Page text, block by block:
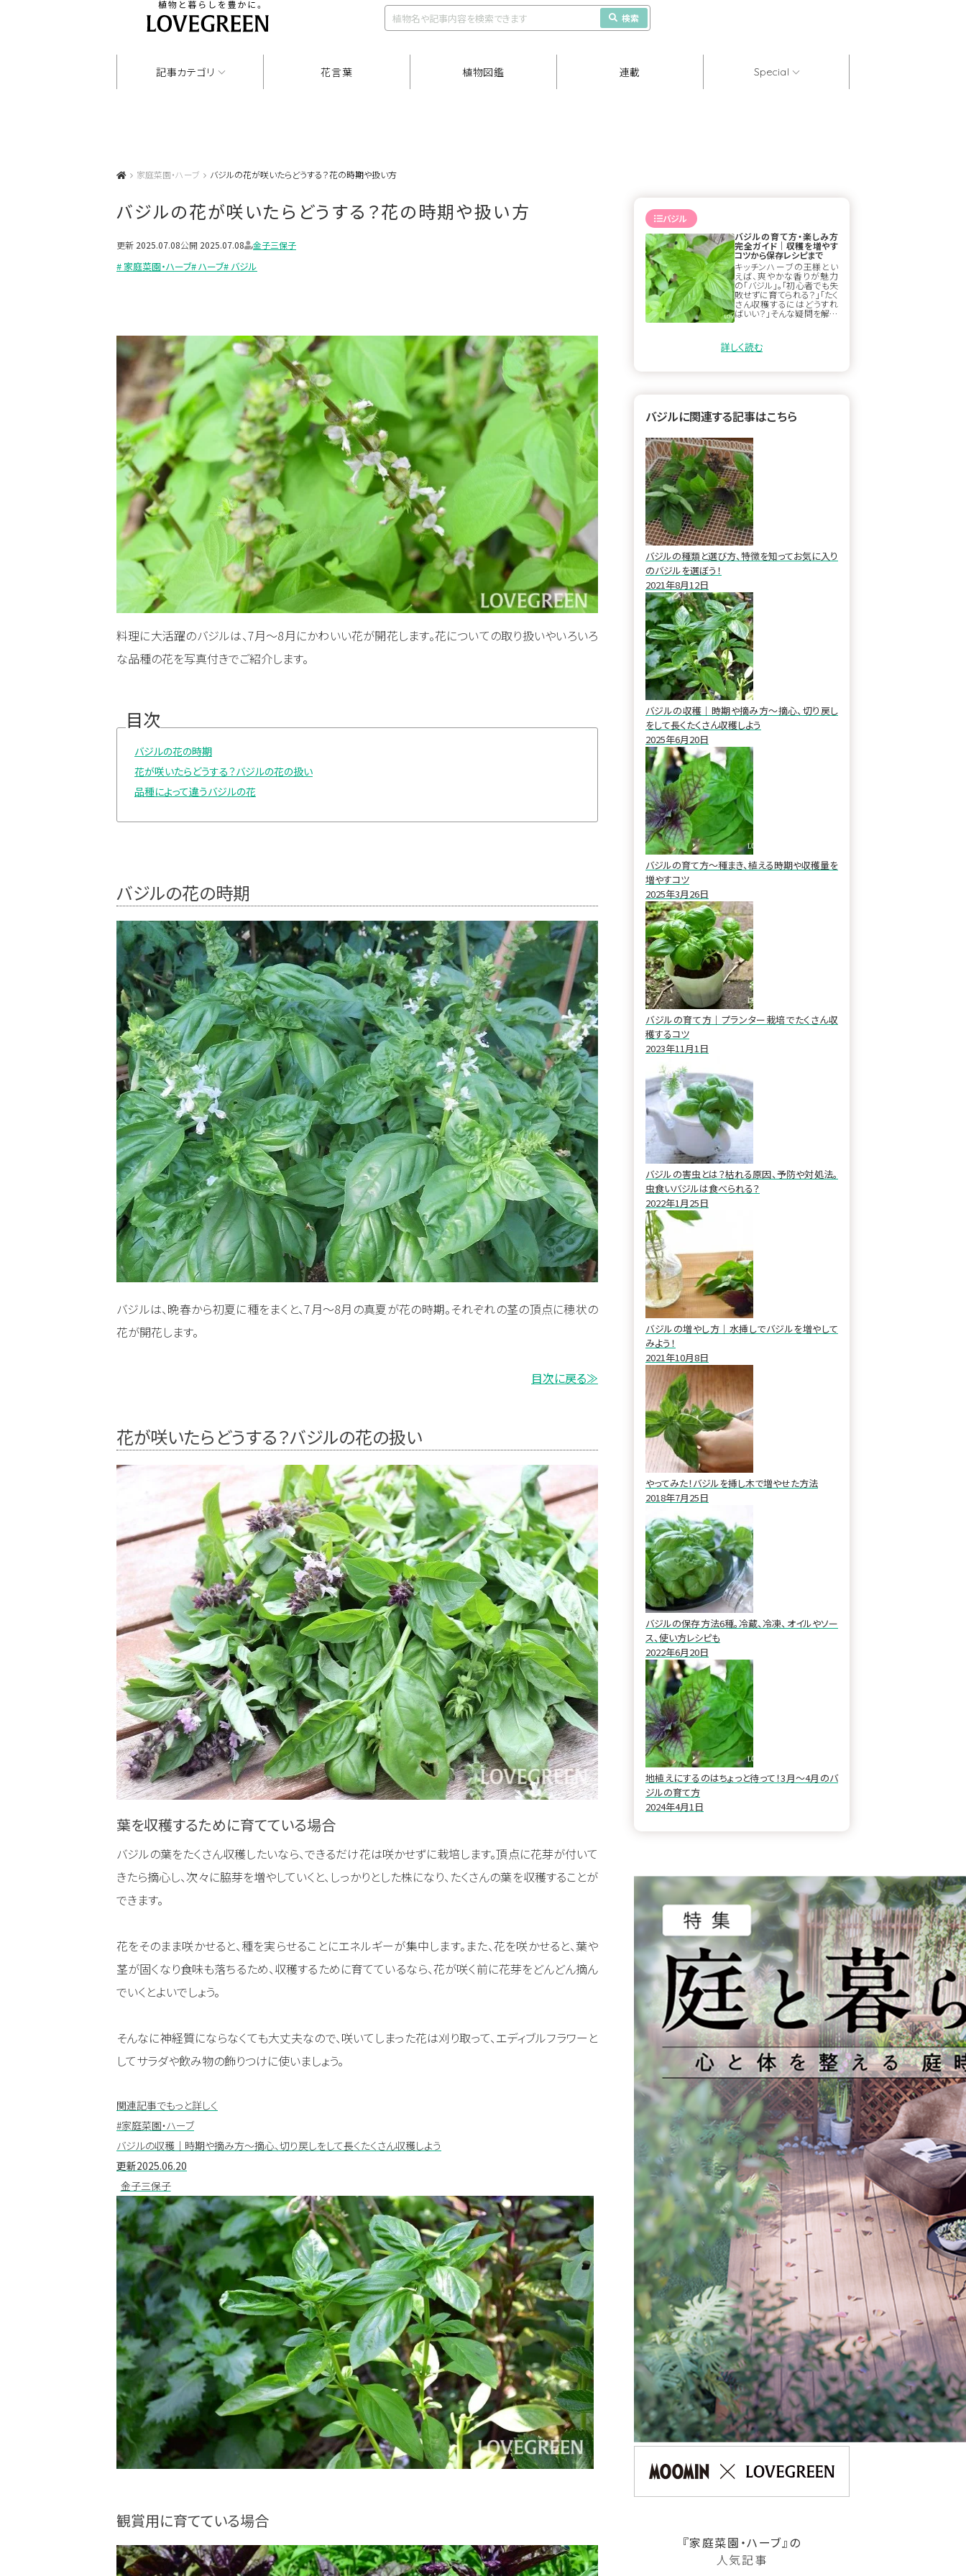
検索
記事カテゴリ 花言葉 植物図鑑 連載 Special
家庭菜園・ハーブ バジルの花が咲いたらどうする？花の時期や扱い方
バジルの花が咲いたらどうする？花の時期や扱い方
更新 2025.07.08公開 2025.07.08 金子三保子
# 家庭菜園・ハーブ# ハーブ# バジル
料理に大活躍のバジルは、7月～8月にかわいい花が開花します。花についての取り扱いやいろいろ
な品種の花を写真付きでご紹介します。
目次
バジルの花の時期
花が咲いたらどうする？バジルの花の扱い
品種によって違うバジルの花
バジルの花の時期
バジルは、晩春から初夏に種をまくと、7月～8月の真夏が花の時期。それぞれの茎の頂点に穂状の
花が開花します。
目次に戻る≫
花が咲いたらどうする？バジルの花の扱い
葉を収穫するために育てている場合
バジルの葉をたくさん収穫したいなら、できるだけ花は咲かせずに栽培します。頂点に花芽が付いて
きたら摘心し、次々に脇芽を増やしていくと、しっかりとした株になり、たくさんの葉を収穫することが
できます。
花をそのまま咲かせると、種を実らせることにエネルギーが集中します。また、花を咲かせると、葉や
茎が固くなり食味も落ちるため、収穫するために育てているなら、花が咲く前に花芽をどんどん摘ん
でいくとよいでしょう。
そんなに神経質にならなくても大丈夫なので、咲いてしまった花は刈り取って、エディブルフラワーと
してサラダや飲み物の飾りつけに使いましょう。
関連記事でもっと詳しく
#家庭菜園・ハーブ
バジルの収穫｜時期や摘み方～摘心、切り戻しをして長くたくさん収穫しよう
更新2025.06.20
金子三保子
観賞用に育てている場合
バジル
バジルの育て方・楽しみ方
完全ガイド｜収穫を増やす
コツから保存レシピまで
キッチンハーブの王様とい
えば、爽やかな香りが魅力
の「バジル」。「初心者でも失
敗せずに育てられる？」「たく
さん収穫するにはどうすれ
ばいい？」そんな疑問を解決
詳しく読む
バジルに関連する記事はこちら
バジルの種類と選び方、特徴を知ってお気に入り
のバジルを選ぼう！
2021年8月12日
バジルの収穫｜時期や摘み方～摘心、切り戻し
をして長くたくさん収穫しよう
2025年6月20日
バジルの育て方～種まき、植える時期や収穫量を
増やすコツ
2025年3月26日
バジルの育て方｜プランター栽培でたくさん収
穫するコツ
2023年11月1日
バジルの害虫とは？枯れる原因、予防や対処法。
虫食いバジルは食べられる？
2022年1月25日
バジルの増やし方｜水挿しでバジルを増やして
みよう！
2021年10月8日
やってみた！バジルを挿し木で増やせた方法
2018年7月25日
バジルの保存方法6種。冷蔵、冷凍、オイルやソー
ス、使い方レシピも
2022年6月20日
地植えにするのはちょっと待って！3月～4月のバ
ジルの育て方
2024年4月1日
『家庭菜園・ハーブ』の
人気記事